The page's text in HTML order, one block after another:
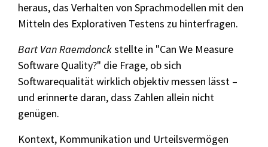
heraus, das Verhalten von Sprachmodellen mit den
Mitteln des Explorativen Testens zu hinterfragen.
Bart Van Raemdonckstellte in "Can We Measure
Software Quality?" die Frage, ob sich
Softwarequalität wirklich objektiv messen lässt –
und erinnerte daran, dass Zahlen allein nicht
genügen.
Kontext, Kommunikation und Urteilsvermögen